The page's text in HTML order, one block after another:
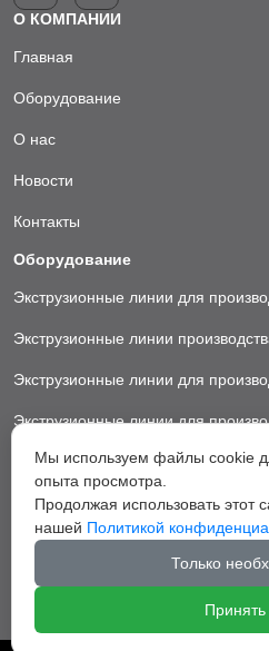
О КОМПАНИИ
Главная
Оборудование
О нас
Новости
Контакты
Оборудование
Экструзионные линии для
Экструзионные линии
Экструзионные линии для
Экструзионные линии для
Экструзионные линии для
Экструзионные линии для
Вспомогательное оборудование
Мы используем файлы cookie
опыта просмотра.
Продолжая использовать этот
нашей Политикой
Только
Принять